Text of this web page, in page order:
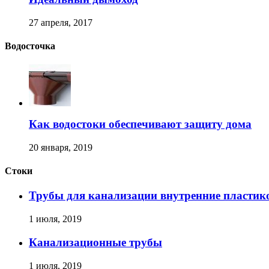
27 апреля, 2017
Водосточка
Как водостоки обеспечивают защиту дома
20 января, 2019
Стоки
Трубы для канализации внутренние
1 июля, 2019
Канализационные трубы
1 июля, 2019